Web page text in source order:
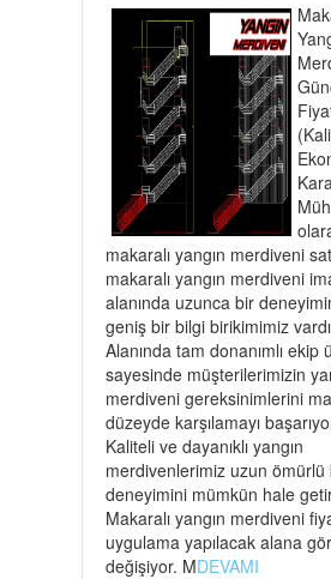
makaralı yangın merdiveni
makaralı yangın merdiveni
alanında uzunca bir
geniş bir bilgi birikimimiz
Alanında tam donanımlı ekip
sayesinde müşterilerimizin
merdiveni gereksinimlerini
düzeyde karşılamayı
Kaliteli ve dayanıklı yangın
merdivenlerimiz uzun ömürlü
deneyimini mümkün hale
Makaralı yangın merdiveni
uygulama yapılacak alana
değişiyor. MDEVAMI